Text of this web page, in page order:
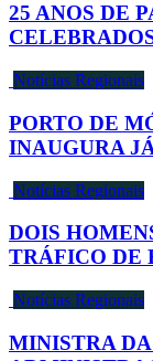
25 ANOS DE
Notícias Regionais
PORTO DE
INAUGURA
Notícias Regionais
DOIS
TRÁFICO DE
Notícias Regionais
MINISTRA